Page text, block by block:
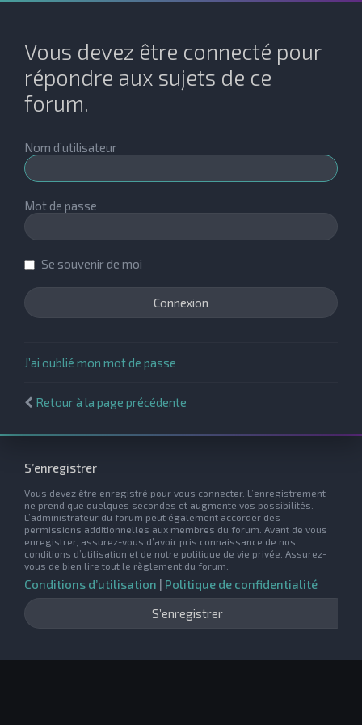
Vous devez être connecté pour
répondre aux sujets de ce
forum.
Nom d’utilisateur
Mot de passe
Se souvenir de moi
J’ai oublié mon mot de passe
Retour à la page précédente
S’enregistrer
Vous devez être enregistré pour vous connecter. L’enregistrement
ne prend que quelques secondes et augmente vos possibilités.
L’administrateur du forum peut également accorder des
permissions additionnelles aux membres du forum. Avant de vous
enregistrer, assurez-vous d’avoir pris connaissance de nos
conditions d’utilisation et de notre politique de vie privée. Assurez-
vous de bien lire tout le règlement du forum.
Conditions d’utilisation | Politique de confidentialité
S’enregistrer